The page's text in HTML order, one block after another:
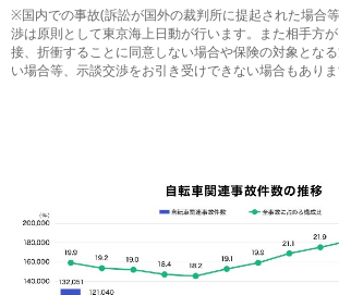
※国内での事故(訴訟が国外の裁判所に提起された場合
渉は原則として東京海上日動が行います。また相手方
接、折衝することに同意しない場合や保険の対象とな
い場合等、示談交渉をお引き受けできない場合もありま